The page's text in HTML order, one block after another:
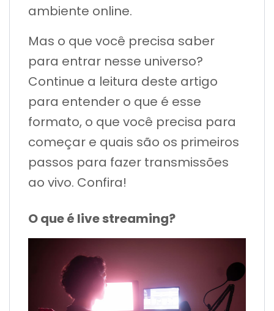
ambiente online.
Mas o que você precisa saber
para entrar nesse universo?
Continue a leitura deste artigo
para entender o que é esse
formato, o que você precisa para
começar e quais são os primeiros
passos para fazer transmissões
ao vivo. Confira!
O que é live streaming?